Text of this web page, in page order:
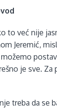
to već nije
Jeremić,
je sve. Za
treba da se